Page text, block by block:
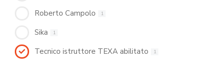
Roberto Campolo 1
Sika 1
Tecnico istruttore TEXA abilitato 1